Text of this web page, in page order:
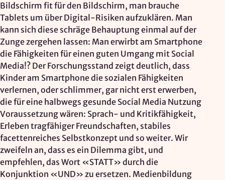
Bildschirm fit für den Bildschirm, man brauche
Tablets um über Digital-Risiken aufzuklären. Man
kann sich diese schräge Behauptung einmal auf der
Zunge zergehen lassen: Man erwirbt am Smartphone
die Fähigkeiten für einen guten Umgang mit Social
Media!? Der Forschungsstand zeigt deutlich, dass
Kinder am Smartphone die sozialen Fähigkeiten
verlernen, oder schlimmer, gar nicht erst erwerben,
die für eine halbwegs gesunde Social Media Nutzung
Voraussetzung wären: Sprach- und Kritikfähigkeit,
Erleben tragfähiger Freundschaften, stabiles
facettenreiches Selbstkonzept und so weiter. Wir
zweifeln an, dass es ein Dilemma gibt, und
empfehlen, das Wort «STATT» durch die
Konjunktion «UND» zu ersetzen. Medienbildung